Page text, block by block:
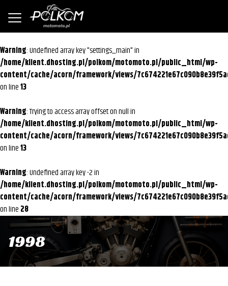
Warning : Undefined array key "settings_main" in
/home/klient.dhosting.pl/polkom/motomoto.pl/public_html/wp-
content/cache/acorn/framework/views/
on line13
Warning : Trying to access array offset on null in
/home/klient.dhosting.pl/polkom/motomoto.pl/public_html/wp-
content/cache/acorn/framework/views/
on line13
Warning : Undefined array key -2 in
/home/klient.dhosting.pl/polkom/motomoto.pl/public_html/wp-
content/cache/acorn/framework/views/
on line 28
1998